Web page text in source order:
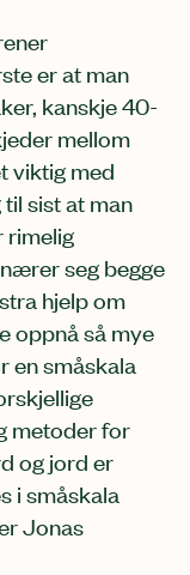
er at man
kanskje 40-
mellom
viktig med
sist at man
rimelig
seg begge
hjelp om
oppnå så mye
en småskala
metoder for
og jord er
i småskala
Jonas